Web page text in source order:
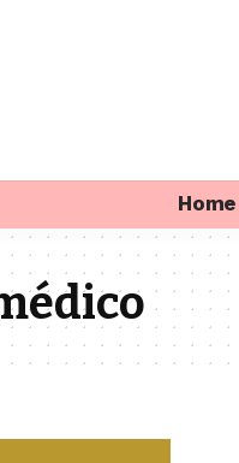
Home